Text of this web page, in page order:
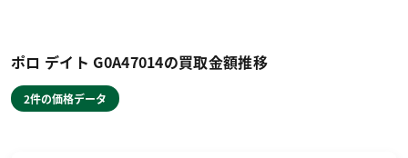
ポロ デイト G0A47014の買取金額推移
2件の価格データ